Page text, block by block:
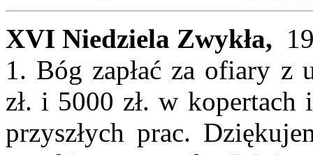
XVI Niedziela Zwykła,
1. Bóg zapłać za ofiary z
zł. i 5000 zł. w kopertach
przyszłych prac.